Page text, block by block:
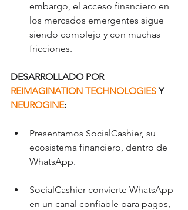
embargo, el acceso financiero en
los mercados emergentes sigue
siendo complejo y con muchas
fricciones.
DESARROLLADO POR
REIMAGINATION TECHNOLOGIES Y
NEUROGINE:
Presentamos SocialCashier, su
ecosistema financiero, dentro de
WhatsApp.
SocialCashier convierte WhatsApp
en un canal confiable para pagos,